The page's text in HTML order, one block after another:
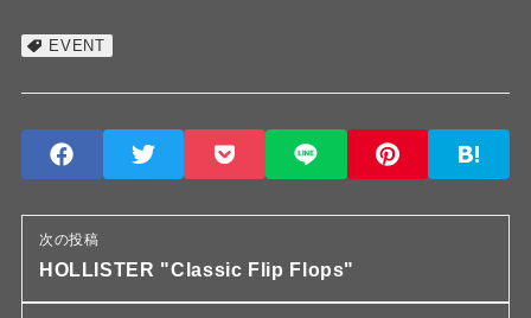
EVENT
次の投稿
HOLLISTER "Classic Flip Flops"